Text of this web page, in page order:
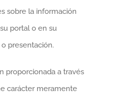
sobre la información
portal o en su
presentación.
proporcionada a través
carácter meramente